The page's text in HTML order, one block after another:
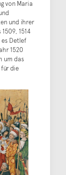
von Maria
und ihrer
1514
Detlef
1520
um das
die